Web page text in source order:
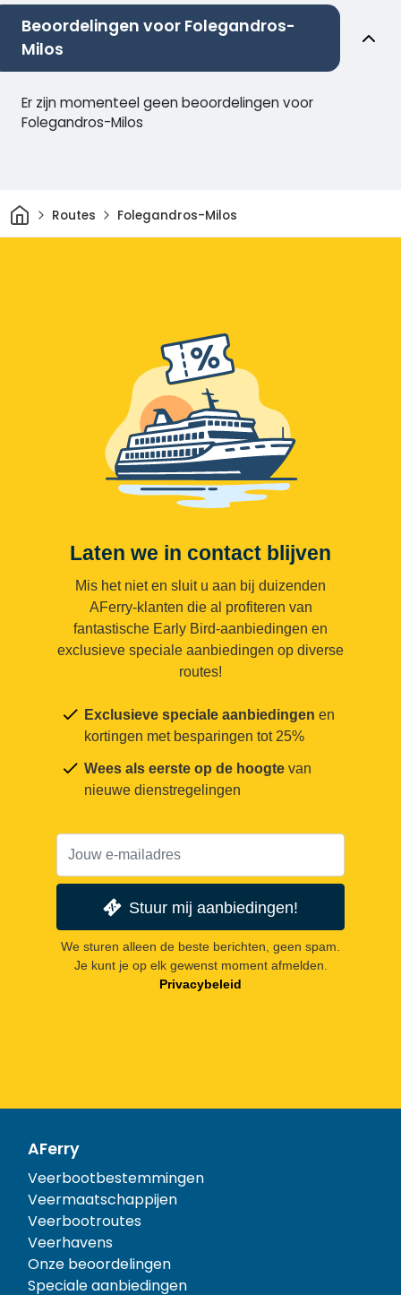
Beoordelingen voor Folegandros-
Milos
Er zijn momenteel geen beoordelingen voor
Folegandros-Milos
ThuisRoutes Folegandros-Milos
Laten we in contact blijven
Mis het niet en sluit u aan bij duizenden
AFerry-klanten die al profiteren van
fantastische Early Bird-aanbiedingen en
exclusieve speciale aanbiedingen op diverse
routes!
Exclusieve speciale aanbiedingen en
kortingen met besparingen tot 25%
Wees als eerste op de hoogte van
nieuwe dienstregelingen
Stuur mij aanbiedingen!
We sturen alleen de beste berichten, geen spam.
Je kunt je op elk gewenst moment afmelden.
Privacybeleid
AFerry
Veerbootbestemmingen
Veermaatschappijen
Veerbootroutes
Veerhavens
Onze beoordelingen
Speciale aanbiedingen